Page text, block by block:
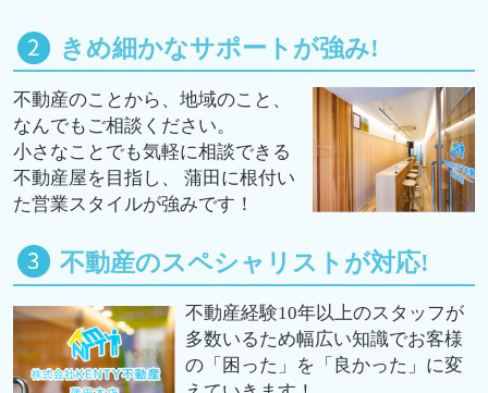
きめ細かなサポートが強み!
不動産のことから、地域のこと、
なんでもご相談ください。
小さなことでも気軽に相談できる
不動産屋を目指し、 蒲田に根付い
た営業スタイルが強みです！
不動産のスペシャリストが対応!
不動産経験10年以上のスタッフが
多数いるため幅広い知識でお客様
の「困った」を「良かった」に変